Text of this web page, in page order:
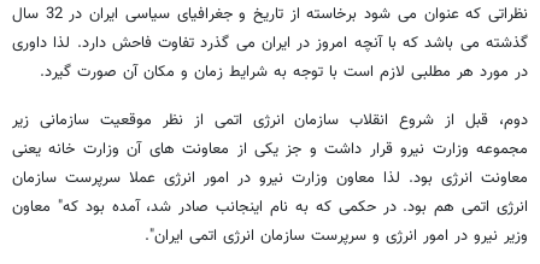
نظراتی که عنوان می شود برخاسته از تاریخ و جغرافیای سیاسی ایران در 32 سال
گذشته می باشد که با آنچه امروز در ایران می گذرد تفاوت فاحش دارد. لذا داوری
در مورد هر مطلبی لازم است با توجه به شرایط زمان و مکان آن صورت گیرد.
دوم، قبل از شروع انقلاب سازمان انرژی اتمی از نظر موقعیت سازمانی زیر
مجموعه وزارت نیرو قرار داشت و جز یکی از معاونت های آن وزارت خانه یعنی
معاونت انرژی بود. لذا معاون وزارت نیرو در امور انرژی عملا سرپرست سازمان
انرژی اتمی هم بود. در حکمی که به نام اینجانب صادر شد، آمده بود که" معاون
وزیر نیرو در امور انرژی و سرپرست سازمان انرژی اتمی ایران".